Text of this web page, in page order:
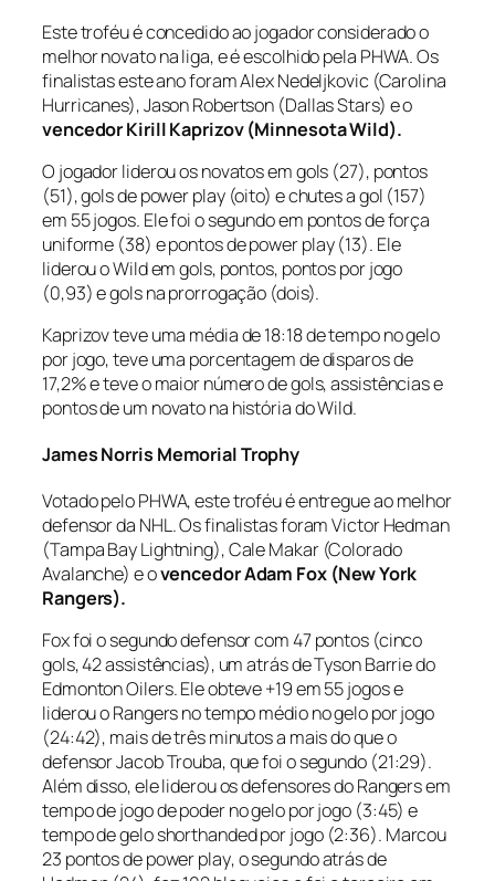
Este troféu é concedido ao jogador considerado o
melhor novato na liga, e é escolhido pela PHWA. Os
finalistas este ano foram Alex Nedeljkovic (Carolina
Hurricanes), Jason Robertson (Dallas Stars) e o
vencedor Kirill Kaprizov (Minnesota Wild).
O jogador liderou os novatos em gols (27), pontos
(51), gols depower play(oito) e chutes a gol (157)
em 55 jogos. Ele foi o segundo em pontos de força
uniforme (38) e pontos depower play(13). Ele
liderou o Wild em gols, pontos, pontos por jogo
(0,93) e gols na prorrogação (dois).
Kaprizov teve uma média de 18:18 de tempo no gelo
por jogo, teve uma porcentagem de disparos de
17,2% e teve o maior número de gols, assistências e
pontos de um novato na história do Wild.
James Norris Memorial Trophy
Votado pelo PHWA, este troféu é entregue ao melhor
defensor da NHL. Os finalistas foram Victor Hedman
(Tampa Bay Lightning), Cale Makar (Colorado
Avalanche) e ovencedor Adam Fox (New York
Rangers).
Fox foi o segundo defensor com 47 pontos (cinco
gols, 42 assistências), um atrás de Tyson Barrie do
Edmonton Oilers. Ele obteve +19 em 55 jogos e
liderou o Rangers no tempo médio no gelo por jogo
(24:42), mais de três minutos a mais do que o
defensor Jacob Trouba, que foi o segundo (21:29).
Além disso, ele liderou os defensores do Rangers em
tempo de jogo de poder no gelo por jogo (3:45) e
tempo de geloshorthandedpor jogo (2:36). Marcou
23 pontos depower play, o segundo atrás de